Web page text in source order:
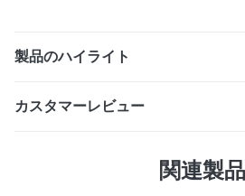
製品のハイライト
またはアルミニウム製で、精密な
ンド システム用に設計されており
カスタマーレビュー
最近の50件のレビューに基づ
関連製品